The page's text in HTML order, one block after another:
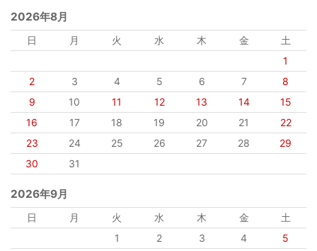
2026年8月
日 月 火 水 木 金
土
1
2
3 4 5 6 7
8
9
10 11 12 13 14
15
16
17 18 19 20 21
22
23
24 25 26 27 28
29
30
31
2026年9月
日 月 火 水 木 金
土
1
2 3 4
5